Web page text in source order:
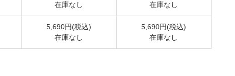
在庫なし
在庫なし
5,690円(税込)
在庫なし
5,690円(税込)
在庫なし